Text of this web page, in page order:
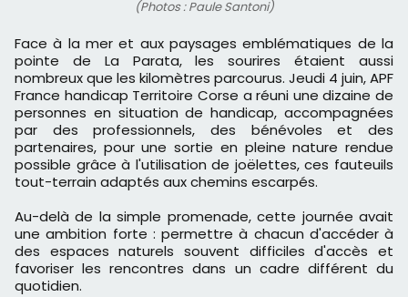
(Photos : Paule Santoni)
Face à la mer et aux paysages emblématiques de la
pointe de La Parata, les sourires étaient aussi
nombreux que les kilomètres parcourus. Jeudi 4 juin, APF
France handicap Territoire Corse a réuni une dizaine de
personnes en situation de handicap, accompagnées
par des professionnels, des bénévoles et des
partenaires, pour une sortie en pleine nature rendue
possible grâce à l'utilisation de joëlettes, ces fauteuils
tout-terrain adaptés aux chemins escarpés.
Au-delà de la simple promenade, cette journée avait
une ambition forte : permettre à chacun d'accéder à
des espaces naturels souvent difficiles d'accès et
favoriser les rencontres dans un cadre différent du
quotidien.